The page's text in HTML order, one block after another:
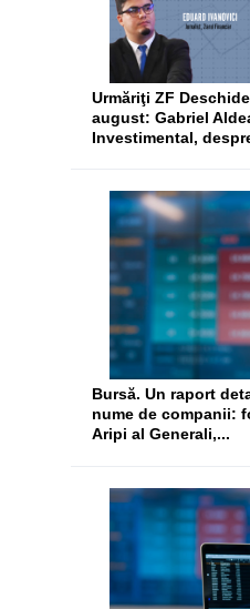
Urmăriţi ZF
august: Gabriel
Investimental,
Bursă. Un raport
nume de companii:
Aripi al Generali,...